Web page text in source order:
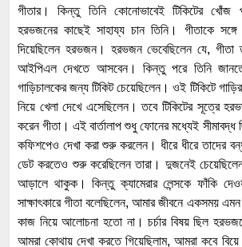
গীতার। কিন্তু তিনি কোনোভাবেই টিকিটের খোঁজ
হরভজনের কাছেই সাহায্য চান তিনি। গীতাকে সঙ্গে
দিয়েছিলেন হরভজন। হরভজন ভেবেছিলেন যে, গীতা
আইপিএল দেখতে আসবেন। কিন্তু পরে তিনি
গাড়িচালকের জন্য টিকিট চেয়েছিলেন। ওই টিকিটে
নিয়ে খেলা দেখে এসেছিলেন। তবে টিকিটের সূত্রে
করেন গীতা। এই বার্তালাপ শুধু ফোনের মধ্যেই
কফিশপেও দেখা করা শুরু করলেন। ধীরে ধীরে তাদের
ডেট করতেও শুরু করেছিলেন তারা। দুজনেই
আড়ালে থাকুক। কিন্তু ক্যামেরার লেন্সকে ফাঁকি
সাক্ষাৎকারে গীতা বলেছিলেন, আমার জীবনে একসময়
কাজ নিয়ে আলোচনা হতো না। চর্চার বিষয় ছিল
আমরা কোথায় দেখা করতে গিয়েছিলাম, আমরা কবে বিয়ে